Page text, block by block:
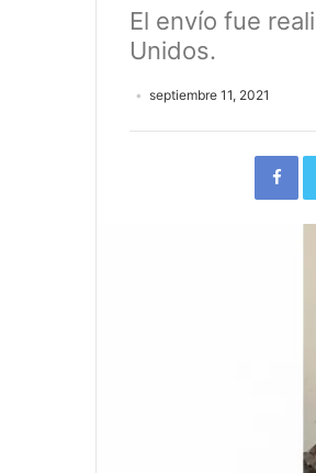
El envío fue
Unidos.
septiembre 11, 2021